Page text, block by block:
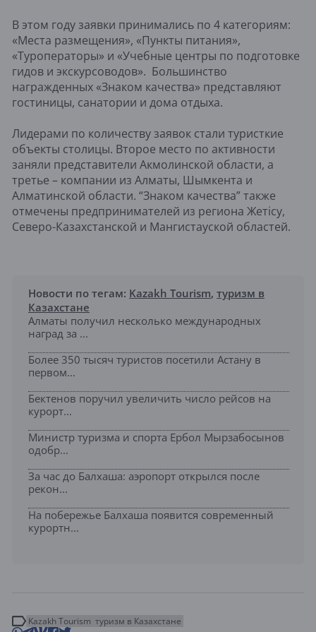
В этом году заявки принимались по 4 категориям:
«Места размещения», «Пункты питания»,
«Туроператоры» и «Учебные центры по подготовке
гидов и экскурсоводов». Большинство
награжденных «Знаком качества» представляют
гостиницы, санатории и дома отдыха.
Лидерами по количеству заявок стали туристкие
объекты столицы. Второе место по активности
заняли представители Акмолинской области, а
третье – компании из Алматы, Шымкента и
Алматинской области. “Знаком качества” также
отмечены предпринимателей из региона Жетісу,
Северо-Казахстанской и Мангистауской областей.
Новости по тегам: Kazakh Tourism, туризм в
Казахстане
Алматы получил несколько международных
наград за ...
Более 350 тысяч туристов посетили Астану в
первом...
Бектенов поручил увеличить число рейсов на
курорт...
Министр туризма и спорта Ербол Мырзабосынов
одобр...
За час до Балхаша: аэропорт открылся после
рекон...
На побережье Балхаша появится современный
курортн...
Kazakh Tourism туризм в Казахстане